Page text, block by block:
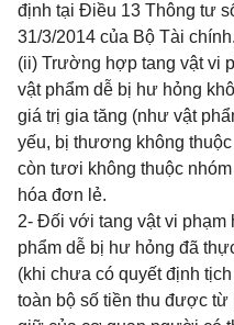
định tại Điều 13 Thông tư
31/3/2014 của Bộ Tài chính.
(ii) Trường hợp tang vật vi
vật phẩm dễ bị hư hỏng
giá trị gia tăng (như vật
yếu, bị thương không
còn tươi không thuộc
hóa đơn lẻ.
2- Đối với tang vật vi phạm
phẩm dễ bị hư hỏng đã
(khi chưa có quyết định
toàn bộ số tiền thu được